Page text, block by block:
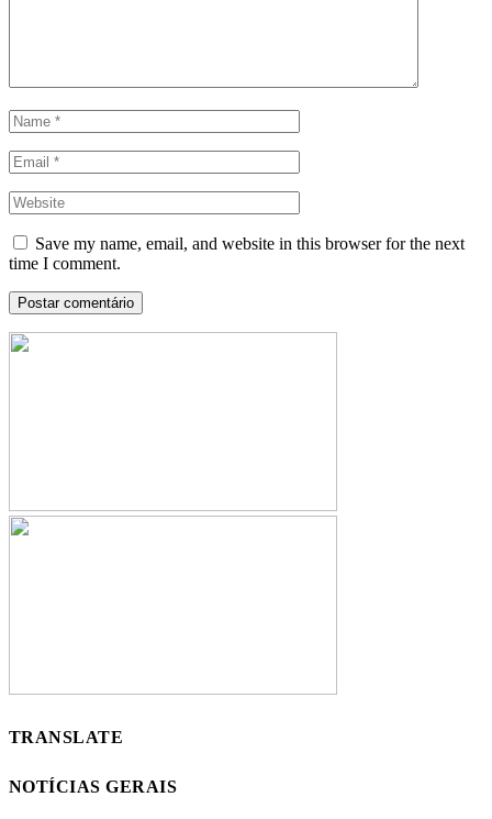
Save my name, email, and website in this browser for the next
time I comment.
TRANSLATE
NOTÍCIAS GERAIS